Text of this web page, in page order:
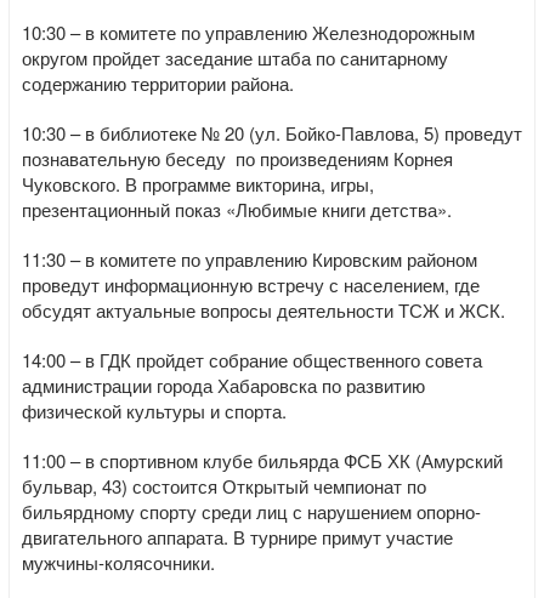
10:30 – в комитете по управлению Железнодорожным
округом пройдет заседание штаба по санитарному
содержанию территории района.
10:30 – в библиотеке № 20 (ул. Бойко-Павлова, 5) проведут
познавательную беседу по произведениям Корнея
Чуковского. В программе викторина, игры,
презентационный показ «Любимые книги детства».
11:30 – в комитете по управлению Кировским районом
проведут информационную встречу с населением, где
обсудят актуальные вопросы деятельности ТСЖ и ЖСК.
14:00 – в ГДК пройдет собрание общественного совета
администрации города Хабаровска по развитию
физической культуры и спорта.
11:00 – в спортивном клубе бильярда ФСБ ХК (Амурский
бульвар, 43) состоится Открытый чемпионат по
бильярдному спорту среди лиц с нарушением опорно-
двигательного аппарата. В турнире примут участие
мужчины-колясочники.